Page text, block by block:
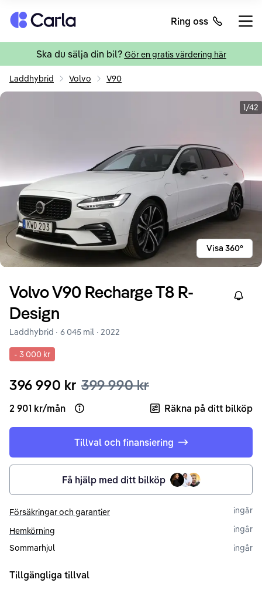
Tillbaka till startsidan Ring oss
Ska du sälja din bil? Gör en gratis värdering här
Laddhybrid Volvo V90
1/42
Visa 360°
VolvoV90 Recharge T8 R-
Design
Right
Laddhybrid · 6 045 mil · 2022
- 3 000 kr
396 990 kr 399 990 kr
2 901 kr/mån Open loan example Räkna på ditt bilköp
Tillval och finansiering
Få hjälp med ditt bilköp
Försäkringar och garantier
ingår
Hemkörning
ingår
Sommarhjul
ingår
Tillgängliga tillval